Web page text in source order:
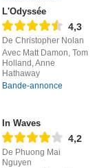
L'Odyssée
4,3
De Christopher Nolan
Avec Matt Damon, Tom
Holland, Anne
Hathaway
Bande-annonce
In Waves
4,2
De Phuong Mai
Nguyen